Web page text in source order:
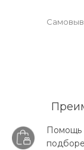
Помощь
подборе